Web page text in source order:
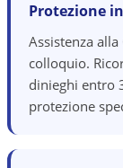
Protezione
Assistenza
colloquio.
dinieghi entro
protezione